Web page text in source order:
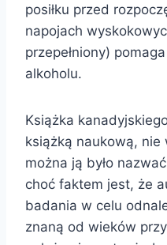
posiłku przed
napojach
przepełniony)
alkoholu.
Książka
książką naukową,
można ją było
choć faktem jest, że
badania w celu
znaną od wieków